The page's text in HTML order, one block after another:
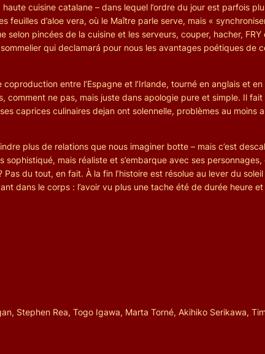
cuisine catalane – dans lequel l’ordre du jour est parfois
d’aloe vera, où le Maître parle serve, mais «
pincées de la cuisine et les serveurs, couper, hacher,
qui declamará pour nous les avantages poétiques de
entre l’Espagne et l’Irlande, tourné en anglais et
ne pas, mais juste dans apologie pure et simple. Il
caprices culinaires dejan ont solennelle, problèmes au moins
plus de relations que nous imaginer botte – mais c’est
mais réaliste et s’embarque avec ses personnages,
du tout, en fait. À la fin l’histoire est résolue au lever du
dans le corps : l’avoir vu plus une tache été de durée heure
Stephen Rea, Togo Igawa, Marta Torné, Akihiko Serikawa,